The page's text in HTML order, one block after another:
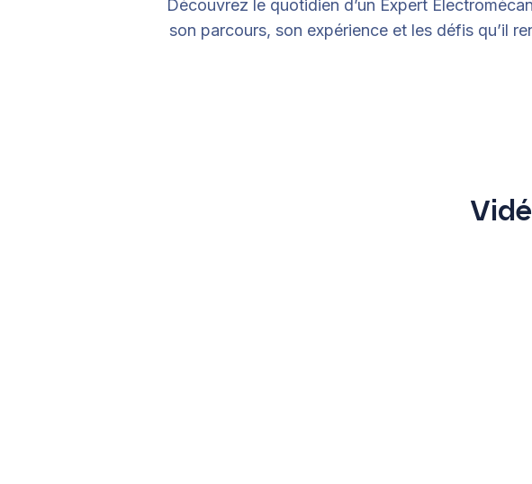
Découvrez le quotidien d’un Expert
son parcours, son expérience et les défis qu’il